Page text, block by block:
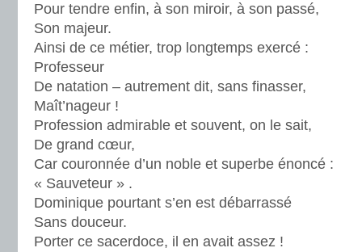
Pour tendre enfin, à son miroir, à son passé,
Son majeur.
Ainsi de ce métier, trop longtemps exercé :
Professeur
De natation – autrement dit, sans finasser,
Maît’nageur !
Profession admirable et souvent, on le sait,
De grand cœur,
Car couronnée d’un noble et superbe énoncé :
« Sauveteur » .
Dominique pourtant s’en est débarrassé
Sans douceur.
Porter ce sacerdoce, il en avait assez !